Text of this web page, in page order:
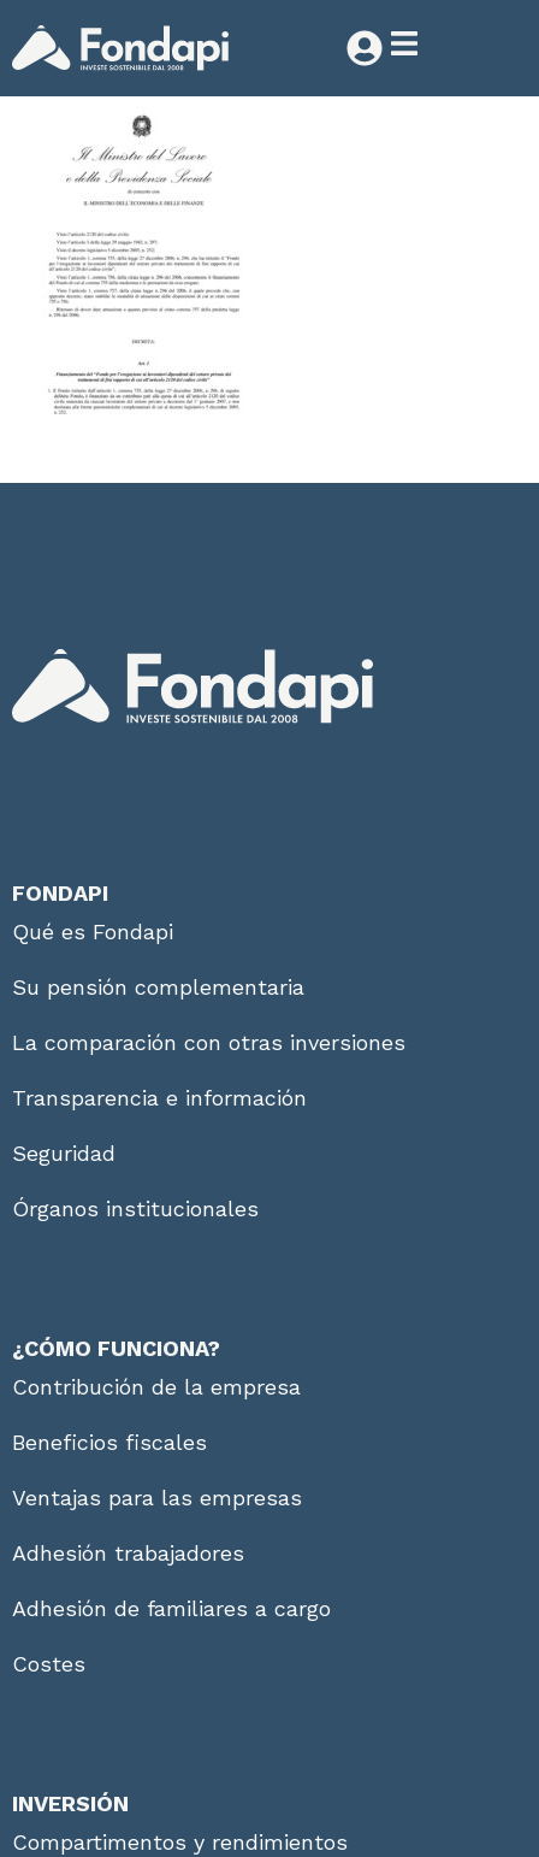
FONDAPI
Qué es Fondapi
Su pensión complementaria
La comparación con otras inversiones
Transparencia e información
Seguridad
Órganos institucionales
¿CÓMO FUNCIONA?
Contribución de la empresa
Beneficios fiscales
Ventajas para las empresas
Adhesión trabajadores
Adhesión de familiares a cargo
Costes
INVERSIÓN
Compartimentos y rendimientos